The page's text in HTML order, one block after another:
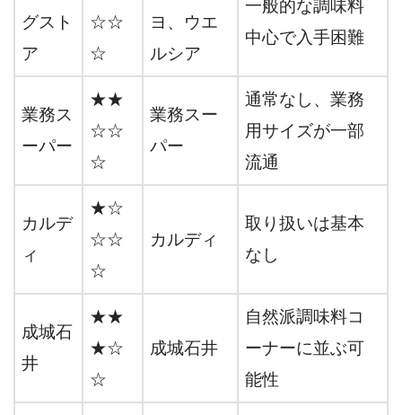
グスト
ア
☆☆
☆
ヨ、ウエ
ルシア
一般的な調味料
中心で入手困難
業務ス
ーパー
★★
☆☆
☆
業務スー
パー
通常なし、業務
用サイズが一部
流通
カルデ
ィ
★☆
☆☆
☆
カルディ
取り扱いは基本
なし
成城石
井
★★
★☆
☆
成城石井
自然派調味料コ
ーナーに並ぶ可
能性